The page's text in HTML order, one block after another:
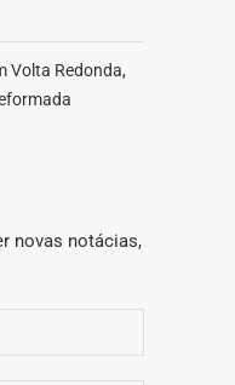
Volta Redonda,
novas notácias,